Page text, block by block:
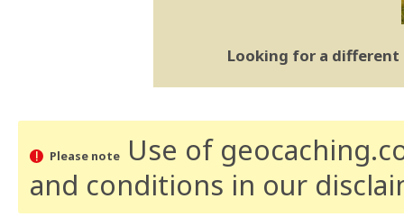
Looking for a different
Please noteUse of
and conditions in our